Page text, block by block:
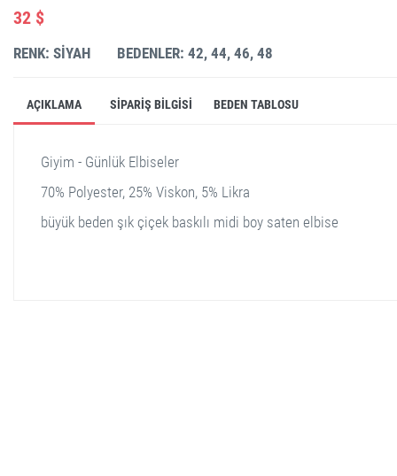
32 $
RENK: SIYAH BEDENLER: 42, 44, 46, 48
AÇIKLAMA SIPARIŞ BILGISI BEDEN TABLOSU
Giyim - Günlük Elbiseler
70% Polyester, 25% Viskon, 5% Likra
büyük beden şık çiçek baskılı midi boy saten elbise